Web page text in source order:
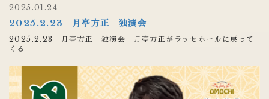
2025.01.24
2025.2.23 月亭方正 独演会
2025.2.23 月亭方正 独演会 月亭方正がラッセホールに戻って
くる